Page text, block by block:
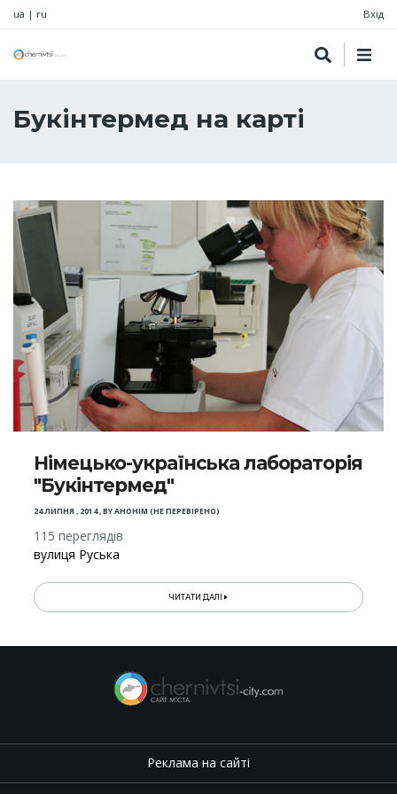
ua | ru Вхід
Букінтермед на карті
Німецько-українська лабораторія
"Букінтермед"
24 ЛИПНЯ , 2014,BYАНОНІМ (НЕ ПЕРЕВІРЕНО)
115 переглядів
вулиця Руська
ЧИТАТИ ДАЛІ
Реклама на сайті